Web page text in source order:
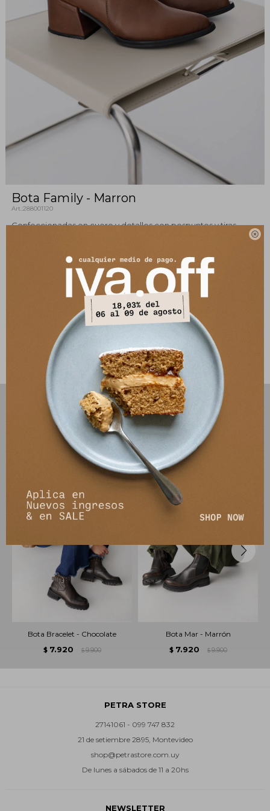

Bota Family - Marron
288001120
Confeccionadas en cuero y detalles con pespuntes y tiras
sobre el elástico que garantizan un ajuste perfecto. Con tacón
cuadrado y punta fina, estas botas son super atemporales y te
acompañarán en todos los inviernos.
100% cuero - Hechas en Uruguay
Este artículo está agotado.
PRODUCTOS QUE TE PUEDEN INTERESAR
Bota Bracelet - Chocolate
$ 7.920 $ 9.900
Bota Mar - Marrón
$ 7.920 $ 9.900
PETRA STORE
27141061 - 099 747 832
21 de setiembre 2895, Montevideo
shop@petrastore.com.uy
De lunes a sábados de 11 a 20hs
NEWSLETTER